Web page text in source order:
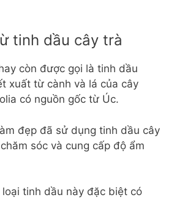
tinh dầu cây trà
còn được gọi là tinh dầu
xuất từ cành và lá của cây
có nguồn gốc từ Úc.
đẹp đã sử dụng tinh dầu cây
sóc và cung cấp độ ẩm
tinh dầu này đặc biệt có